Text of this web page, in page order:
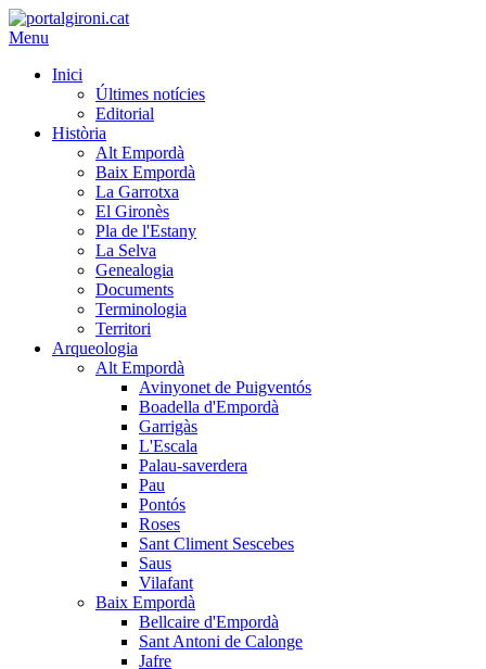
Menu
Inici
Últimes notícies
Editorial
Història
Alt Empordà
Baix Empordà
La Garrotxa
El Gironès
Pla de l'Estany
La Selva
Genealogia
Documents
Terminologia
Territori
Arqueologia
Alt Empordà
Avinyonet de Puigventós
Boadella d'Empordà
Garrigàs
L'Escala
Palau-saverdera
Pau
Pontós
Roses
Sant Climent Sescebes
Saus
Vilafant
Baix Empordà
Bellcaire d'Empordà
Sant Antoni de Calonge
Jafre